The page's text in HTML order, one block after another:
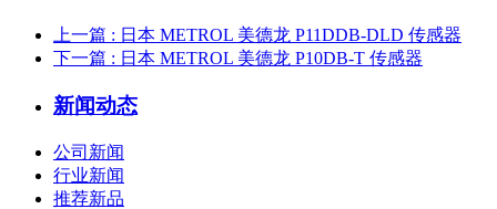
上一篇 : 日本 METROL 美德龙 P11DDB-DLD 传感器
下一篇 : 日本 METROL 美德龙 P10DB-T 传感器
新闻动态
公司新闻
行业新闻
推荐新品